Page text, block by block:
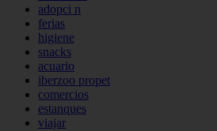
adopci n
ferias
higiene
snacks
acuario
iberzoo propet
comercios
estanques
viajar